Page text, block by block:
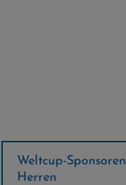
Weltcup-Sponsoren
Mixed-Team